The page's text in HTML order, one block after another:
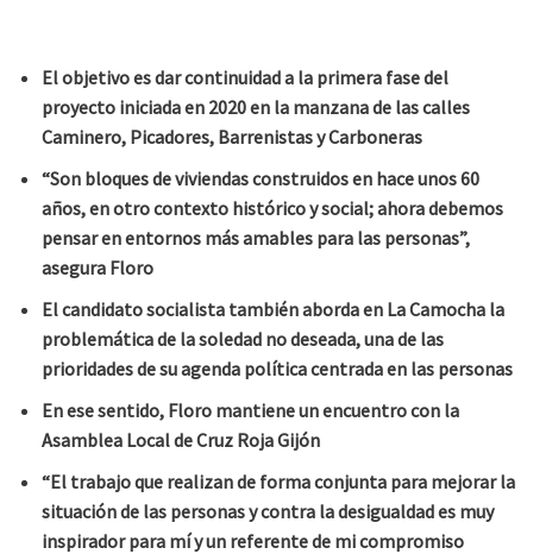
El objetivo es dar continuidad a la primera fase del
proyecto iniciada en 2020 en la manzana de las calles
Caminero, Picadores, Barrenistas y Carboneras
“Son bloques de viviendas construidos en hace unos 60
años, en otro contexto histórico y social; ahora debemos
pensar en entornos más amables para las personas”,
asegura Floro
El candidato socialista también aborda en La Camocha la
problemática de la soledad no deseada, una de las
prioridades de su agenda política centrada en las personas
En ese sentido, Floro mantiene un encuentro con la
Asamblea Local de Cruz Roja Gijón
“El trabajo que realizan de forma conjunta para mejorar la
situación de las personas y contra la desigualdad es muy
inspirador para mí y un referente de mi compromiso